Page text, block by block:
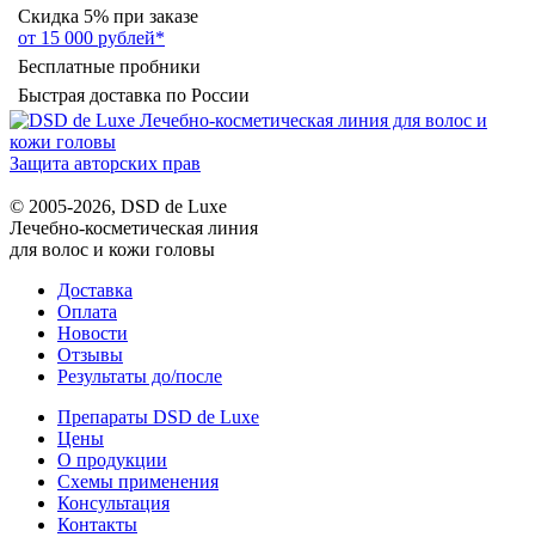
Скидка 5% при заказе
от 15 000 рублей*
Бесплатные пробники
Быстрая доставка по России
Защита авторских прав
© 2005-2026, DSD de Luxe
Лечебно-косметическая линия
для волос и кожи головы
Доставка
Оплата
Новости
Отзывы
Результаты до/после
Препараты DSD de Luxe
Цены
О продукции
Схемы применения
Консультация
Контакты